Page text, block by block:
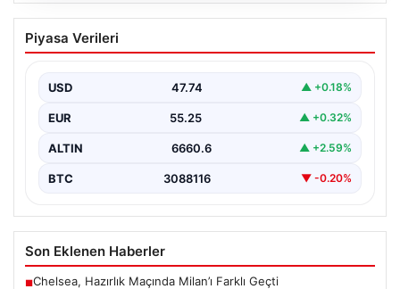
Kelebek.Org İle Çevrim içi İletişimin
Sertifikalı Adresi Ve Chat Deneyimi
iletişim kurması ciddi bir hassasiyet ifade etmektedir.
Günümüzde…
Piyasa Verileri
USD 47.74 ▲ +0.18%
EUR 55.25 ▲ +0.32%
ALTIN 6660.6 ▲ +2.59%
BTC 3088116 ▼ -0.20%
Son Eklenen Haberler
■Chelsea, Hazırlık Maçında Milan’ı Farklı Geçti